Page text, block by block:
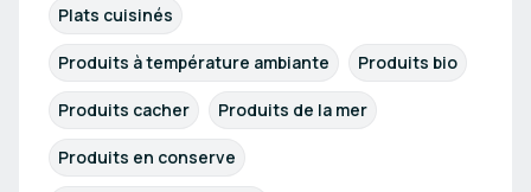
Plats cuisinés
Produits à température ambiante Produits bio
Produits cacher Produits de la mer
Produits en conserve